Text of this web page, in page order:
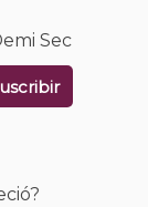
Sec